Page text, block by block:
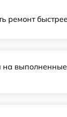
ремонт
на выполненные